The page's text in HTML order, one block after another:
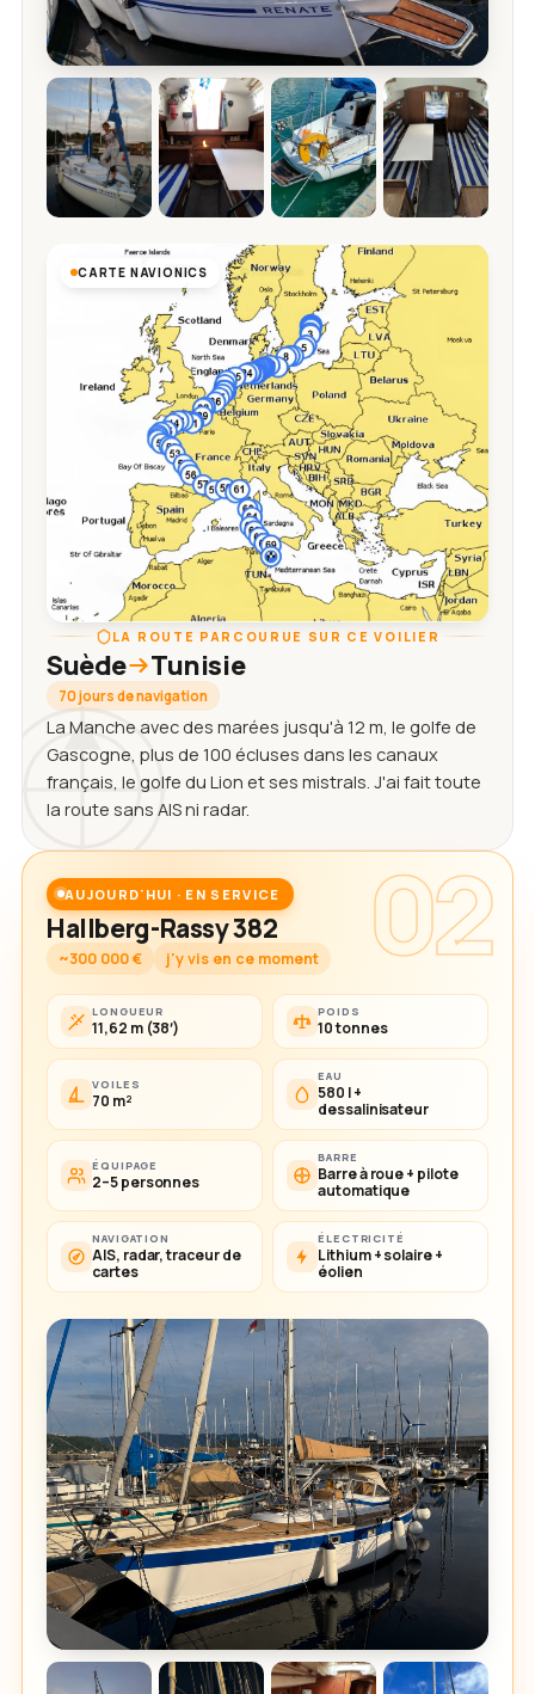
CARTE NAVIONICS
LA ROUTE PARCOURUE SUR CE VOILIER
Suède Tunisie
70 jours de navigation
La Manche avec des marées jusqu'à 12 m, le golfe de
Gascogne, plus de 100 écluses dans les canaux
français, le golfe du Lion et ses mistrals. J'ai fait toute
la route sans AIS ni radar.
02
AUJOURD'HUI · EN SERVICE
Hallberg-Rassy 382
~300 000 € j'y vis en ce moment
LONGUEUR
11,62 m (38′)
POIDS
10 tonnes
VOILES
70 m²
EAU
580 l +
dessalinisateur
ÉQUIPAGE
2–5 personnes
BARRE
Barre à roue + pilote
automatique
NAVIGATION
AIS, radar, traceur de
cartes
ÉLECTRICITÉ
Lithium + solaire +
éolien